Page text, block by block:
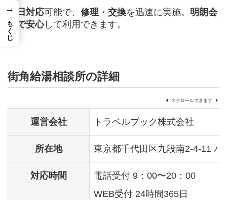
即日対応可能で、 修理 ・ 交換を迅速に実施。 明朗会
計で安心して利用できます。
街角給湯相談所の詳細
スクロールできます
運営会社 トラベルブック株式会社
所在地 東京都千代田区九段南2-4-11
対応時間
電話受付 9：00〜20：00
WEB受付 24時間365日
→
もくじ